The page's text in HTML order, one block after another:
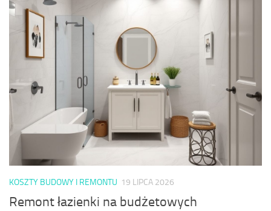
KOSZTY BUDOWY I REMONTU 19 LIPCA 2026
Remont łazienki na budżetowych